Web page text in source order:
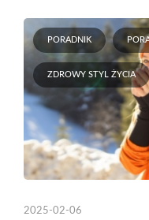
PORADNIK
ZDROWY STYL ŻYCIA
2025-02-06